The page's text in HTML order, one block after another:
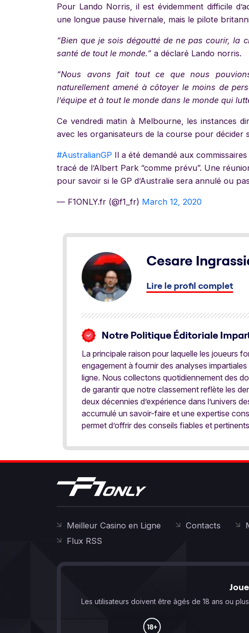
Pour Lando Norris, il est évidemment difficile
une longue pause hivernale, mais le pilote
“Bien que je sois dégoutté de ne pas courir, la
santé de tout le monde.” a déclaré Lando norris.
“Nous avons fait tout ce que nous
naturellement amené à côtoyer le moins de
l’équipe et à tout le monde dans le monde qui
Ce vendredi matin à Melbourne, les instances
avec les organisateurs de la course pour décider
#AustralianGP Il a été demandé aux
tracé de l’Albert Park “comme prévu”. Une
pour savoir si le GP d’Australie sera annulé ou
— F1ONLY.fr (@f1_fr) March 12, 2020
Cesare
Lire le profil complet
Notre Politique Éditoriale
La principale raison pour laquelle les joueurs
engagement à fournir des analyses
ligne. Nous collectons quotidiennement des
de garantir que notre classement reflète les
deux décennies d’expérience dans l’univers
accumulé un savoir-faire et une expertise
permet d’offrir des conseils fiables et
Meilleur Casino en Ligne Contacts
Flux RSS
Les utilisateurs doivent être âgés de 18 ans ou